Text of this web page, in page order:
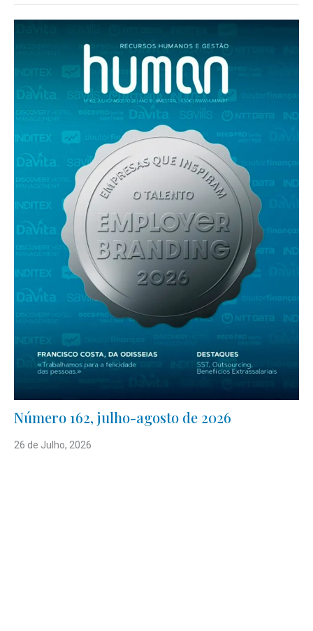
Número 162, julho-agosto de 2026
26 de Julho, 2026